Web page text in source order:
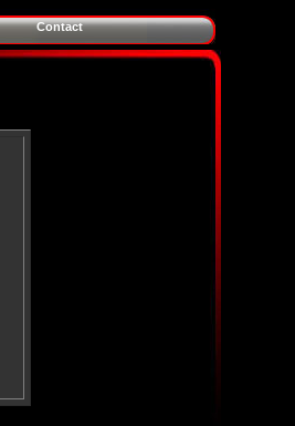
Contact